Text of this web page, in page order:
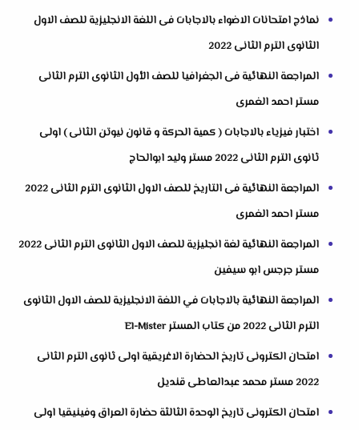
نماذج امتحانات الاضواء بالاجابات فى اللغة الانجليزية للصف الاول
الثانوى الترم الثانى 2022
المراجعة النهائية فى الجغرافيا للصف الأول الثانوى الترم الثانى
مستر احمد الغمرى
اختبار فيزياء بالاجابات ( كمية الحركة و قانون نيوتن الثانى ) اولى
ثانوى الترم الثانى 2022 مستر وليد ابوالحاج
المراجعة النهائية فى التاريخ للصف الاول الثانوى الترم الثانى 2022
مستر احمد الغمرى
المراجعة النهائية لغة انجليزية للصف الاول الثانوى الترم الثانى 2022
مستر جرجس ابو سيفين
المراجعة النهائية بالاجابات في اللغة الانجليزية للصف الاول الثانوى
الترم الثانى 2022 من كتاب المستر El-Mister
امتحان الكترونى تاريخ الحضارة الاغريقية اولى ثانوى الترم الثانى
2022 مستر محمد عبدالعاطى قنديل
امتحان الكترونى تاريخ الوحدة الثالثة حضارة العراق وفينيقيا اولى